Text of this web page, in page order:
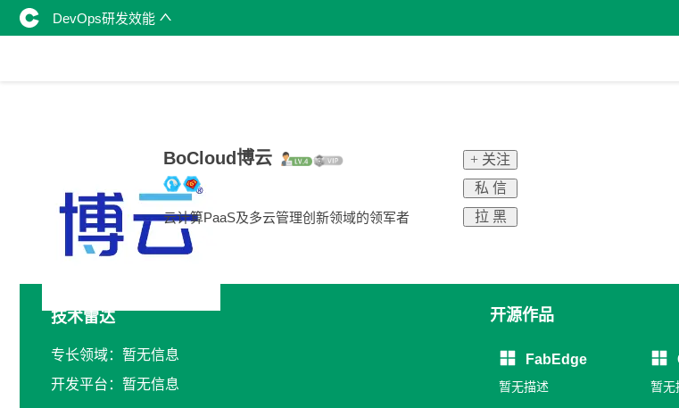
DevOps研发效能
BoCloud博云
云计算PaaS及多云管理创新领域的领军者
+ 关注
私 信
拉 黑
技术雷达
专长领域：暂无信息
开发平台：暂无信息
开源作品
FabEdge
暂无描述 暂无